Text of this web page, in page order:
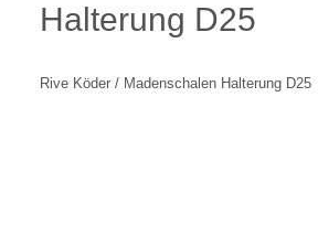
Halterung D25
Rive Köder / Madenschalen Halterung D25